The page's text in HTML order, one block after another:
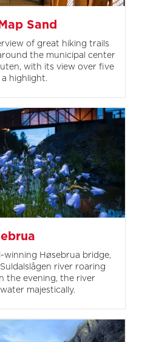
Sand
of great hiking trails
the municipal center
with its view over five
a highlight.
Høsebrua bridge,
river roaring
the evening, the river
majestically.